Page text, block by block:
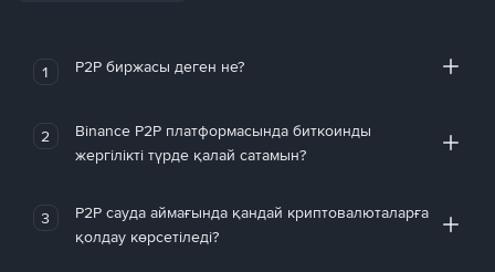
1 P2P биржасы деген не?
2
Binance P2P платформасында биткоинды
жергілікті түрде қалай сатамын?
3
P2P сауда аймағында қандай криптовалюталарға
қолдау көрсетіледі?